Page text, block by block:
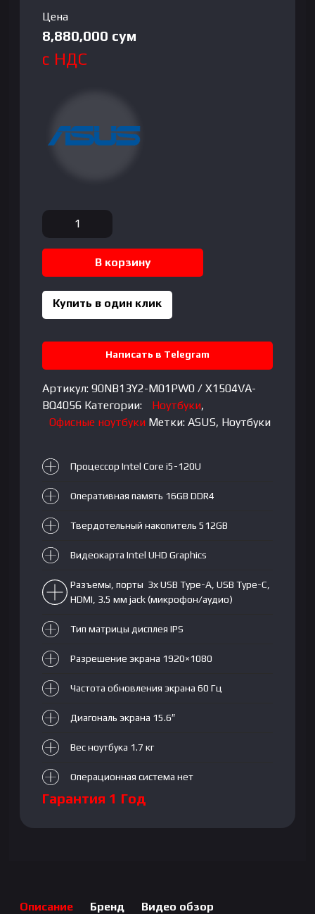
Цена
8,880,000 сум
с НДС
Количество
товара
ASUS
Intel
Core
DDR4
16GB|
SSD
512GB|
IPS|
Intel
UHD
Graphics|
NoOS|
RU|
В корзину
Купить в один клик
Написать в Telegram
Артикул:90NB13Y2-M01PW0 / X1504VA-
BQ4056 Категории: Ноутбуки,
Офисные ноутбуки Метки:ASUS, Ноутбуки
Процессор Intel Core i5-120U
Оперативная память 16GB DDR4
Твердотельный накопитель 512GB
Видеокарта Intel UHD Graphics
Разъемы, порты 3х USB Type-A, USB Type-C,
HDMI, 3.5 мм jack (микрофон/аудио)
Тип матрицы дисплея IPS
Разрешение экрана 1920×1080
Частота обновления экрана 60 Гц
Диагональ экрана 15.6″
Вес ноутбука 1.7 кг
Операционная система нет
Гарантия 1 Год
Описание Бренд Видео обзор